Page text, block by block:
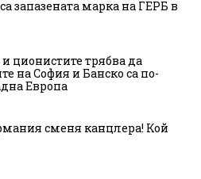
запазената марка на ГЕРБ в
ционистите трябва да
на София и Банско са по-
Европа
сменя канцлера! Кой